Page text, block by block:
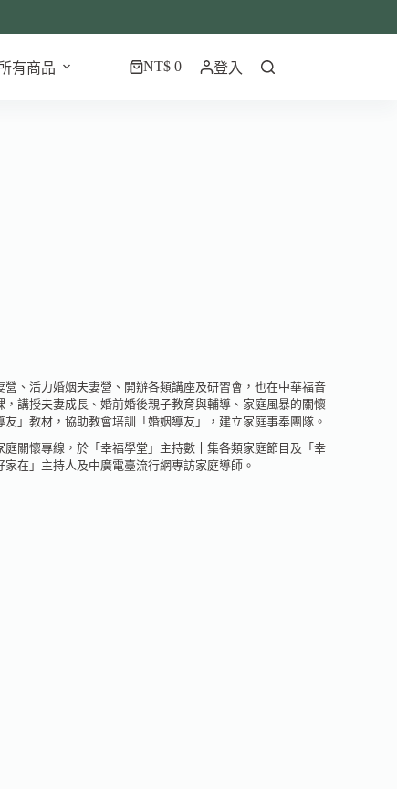
有商品 NT$0 登入
、活力婚姻夫妻營、開辦各類講座及研習會，也在中華福音
講授夫妻成長、婚前婚後親子教育與輔導、家庭風暴的關懷
」教材，協助教會培訓「婚姻導友」，建立家庭事奉團隊。
關懷專線，於「幸福學堂」主持數十集各類家庭節目及「幸
在」主持人及中廣電臺流行網專訪家庭導師。